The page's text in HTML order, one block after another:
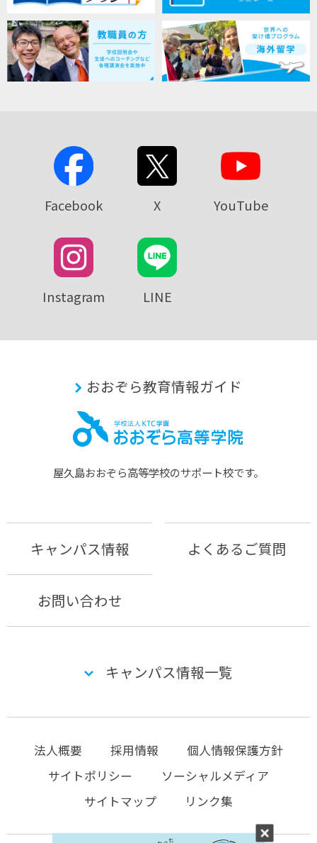
Facebook X YouTube
Instagram LINE
おおぞら教育情報ガイド
屋久島おおぞら⾼等学校のサポート校です。
キャンパス情報 よくあるご質問
お問い合わせ
キャンパス情報一覧
法人概要 採用情報
個人情報保護方針
サイトポリシー
ソーシャルメディア
サイトマップ
リンク集